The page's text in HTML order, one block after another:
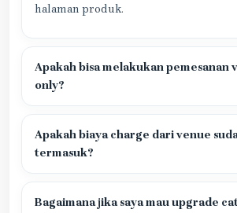
halaman produk.
Apakah bisa melakukan pemesanan
only?
Apakah biaya charge dari venue
termasuk?
Bagaimana jika saya mau upgrade